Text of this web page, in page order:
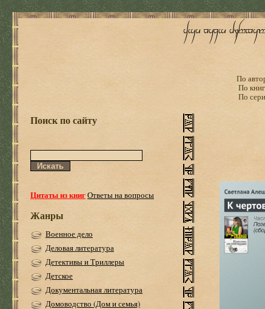
По
По
По
Поиск по сайту
Цитаты из книгОтветы на вопросы
Жанры
Военное дело
Деловая литература
Детективы и Триллеры
Детское
Документальная литература
Домоводство (Дом и семья)